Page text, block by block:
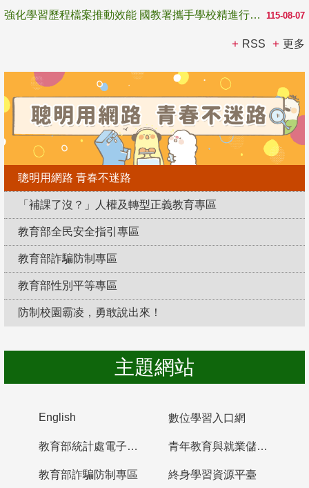
115-08-07
強化學習歷程檔案推動效能 國教署攜手學校精進行政與教學支持
RSS 更多
聰明用網路 青春不迷路
「補課了沒？」人權及轉型正義教育專區
教育部全民安全指引專區
教育部詐騙防制專區
教育部性別平等專區
防制校園霸凌，勇敢說出來！
主題網站
English 數位學習入口網
教育部統計處電子書櫃 青年教育與就業儲蓄帳戶
教育部詐騙防制專區 終身學習資源平臺